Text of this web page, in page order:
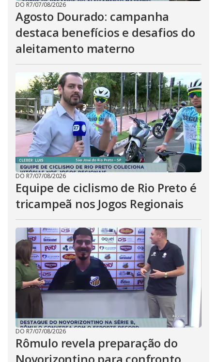
DO R7/07/08/2026
Agosto Dourado: campanha
destaca benefícios e desafios do
aleitamento materno
DO R7/07/08/2026
Equipe de ciclismo de Rio Preto é
tricampeã nos Jogos Regionais
DO R7/07/08/2026
Rômulo revela preparação do